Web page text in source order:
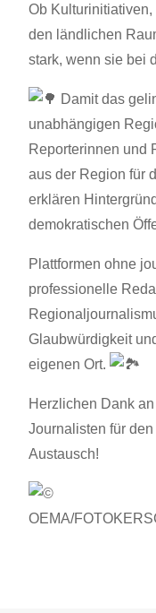
Ob
den ländlichen
stark, wenn sie bei
Damit das
unabhängigen
Reporterinnen und
aus der Region für
erklären
demokratischen
Plattformen ohne
professionelle
Glaubwürdigkeit
eigenen Ort.
Herzlichen Dank
Journalisten für
Austausch!
OEMA/